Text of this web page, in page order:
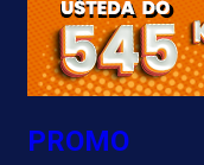
PROMO